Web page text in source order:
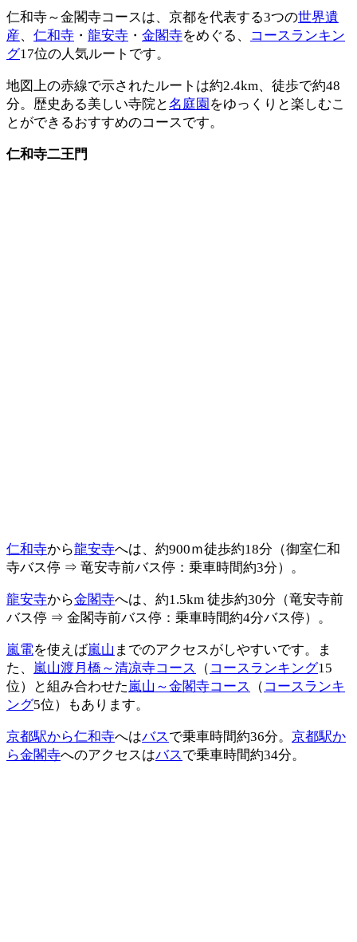
仁和寺～金閣寺コースは、京都を代表する3つの世界遺
産、 仁和寺 ・ 龍安寺 ・ 金閣寺をめぐる、
コースランキン
グ17位の人気ルートです。
地図上の赤線で示されたルートは約2.4km、徒歩で約48
分。歴史ある美しい寺院と名庭園 をゆっくりと楽しむこ
とができるおすすめのコースです。
仁和寺二王門
仁和寺から龍安寺へは、約900ｍ徒歩約18分（御室仁和
寺バス停 ⇒ 竜安寺前バス停：乗車時間約3分）。
龍安寺から金閣寺へは、約1.5km 徒歩約30分（竜安寺前
バス停 ⇒ 金閣寺前バス停：乗車時間約4分バス停）。
嵐電を使えば嵐山 までのアクセスがしやすいです。ま
た、
嵐山渡月橋～清凉寺コース （ コースランキング15
位）と組み合わせた 嵐山～金閣寺コース （ コースランキ
ング5位）もあります。
京都駅から仁和寺へはバスで乗車時間約36分。 京都駅か
ら金閣寺へのアクセスはバスで乗車時間約34分。